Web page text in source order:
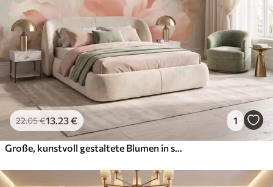
22.05€13 .23€ 1